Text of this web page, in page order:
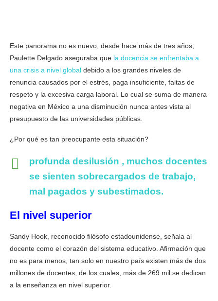
Este panorama no es nuevo, desde hace más de tres años,
Paulette Delgado aseguraba que la docencia se enfrentaba a
una crisis a nivel global debido a los grandes niveles de
renuncia causados por el estrés, paga insuficiente, faltas de
respeto y la excesiva carga laboral. Lo cual se suma de manera
negativa en México a una disminución nunca antes vista al
presupuesto de las universidades públicas.
¿Por qué es tan preocupante esta situación?
profunda desilusión , muchos docentes
se sienten sobrecargados de trabajo,
mal pagados y subestimados.
El nivel superior
Sandy Hook, reconocido filósofo estadounidense, señala al
docente como el corazón del sistema educativo. Afirmación que
no es para menos, tan solo en nuestro país existen más de dos
millones de docentes, de los cuales, más de 269 mil se dedican
a la enseñanza en nivel superior.